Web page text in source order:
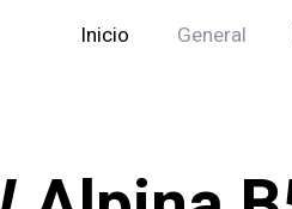
Inicio General